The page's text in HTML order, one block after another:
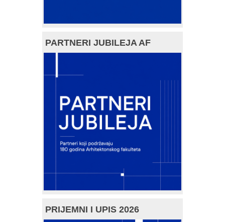
PARTNERI JUBILEJA AF
PRIJEMNI I UPIS 2026